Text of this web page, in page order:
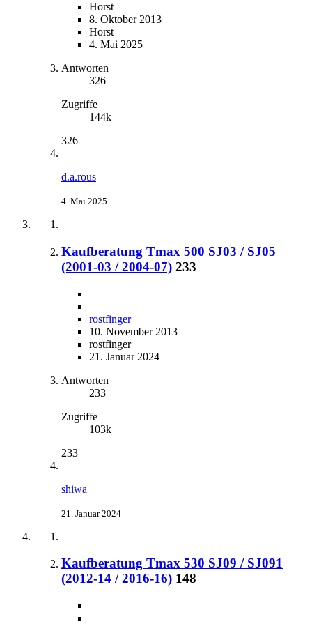
Horst
8. Oktober 2013
Horst
4. Mai 2025
Antworten
326
Zugriffe
144k
326
d.a.rous
4. Mai 2025
Kaufberatung Tmax 500 SJ03 / SJ05
(2001-03 / 2004-07) 233
rostfinger
10. November 2013
rostfinger
21. Januar 2024
Antworten
233
Zugriffe
103k
233
shiwa
21. Januar 2024
Kaufberatung Tmax 530 SJ09 / SJ091
(2012-14 / 2016-16) 148